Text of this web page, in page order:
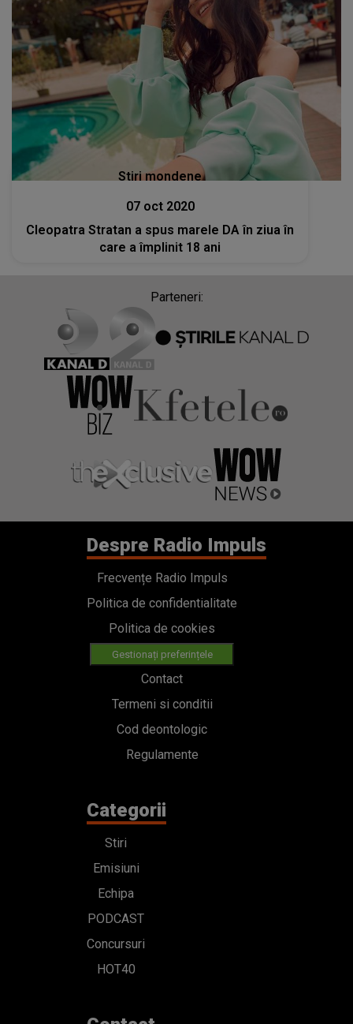
Stiri mondene
07 oct 2020
Cleopatra Stratan a spus marele DA în ziua în
care a împlinit 18 ani
Parteneri:
Despre Radio Impuls
Frecvențe Radio Impuls
Politica de confidentialitate
Politica de cookies
Gestionați preferințele
Contact
Termeni si conditii
Cod deontologic
Regulamente
Categorii
Stiri
Emisiuni
Echipa
PODCAST
Concursuri
HOT40